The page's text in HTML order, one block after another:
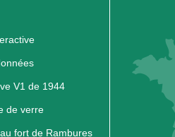
V1 de 1944
de verre
fort de Rambures